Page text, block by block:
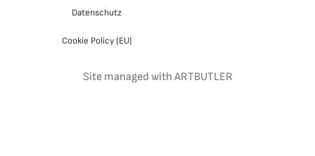
Datenschutz
Cookie Policy (EU)
Site managed with ARTBUTLER